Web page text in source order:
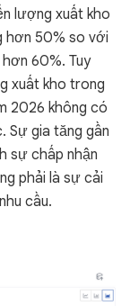
lượng xuất kho
hơn 50% so với
60%. Tuy
xuất kho trong
2026 không có
Sự gia tăng gần
sự chấp nhận
phải là sự cải
cầu.